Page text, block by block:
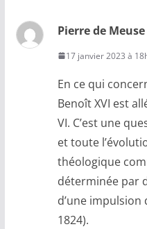
Pierre de Meuse
17 janvier 2023 à
En ce qui
Benoît XVI est
VI. C’est une
et toute
théologique
déterminée par
d’une impulsion
1824).